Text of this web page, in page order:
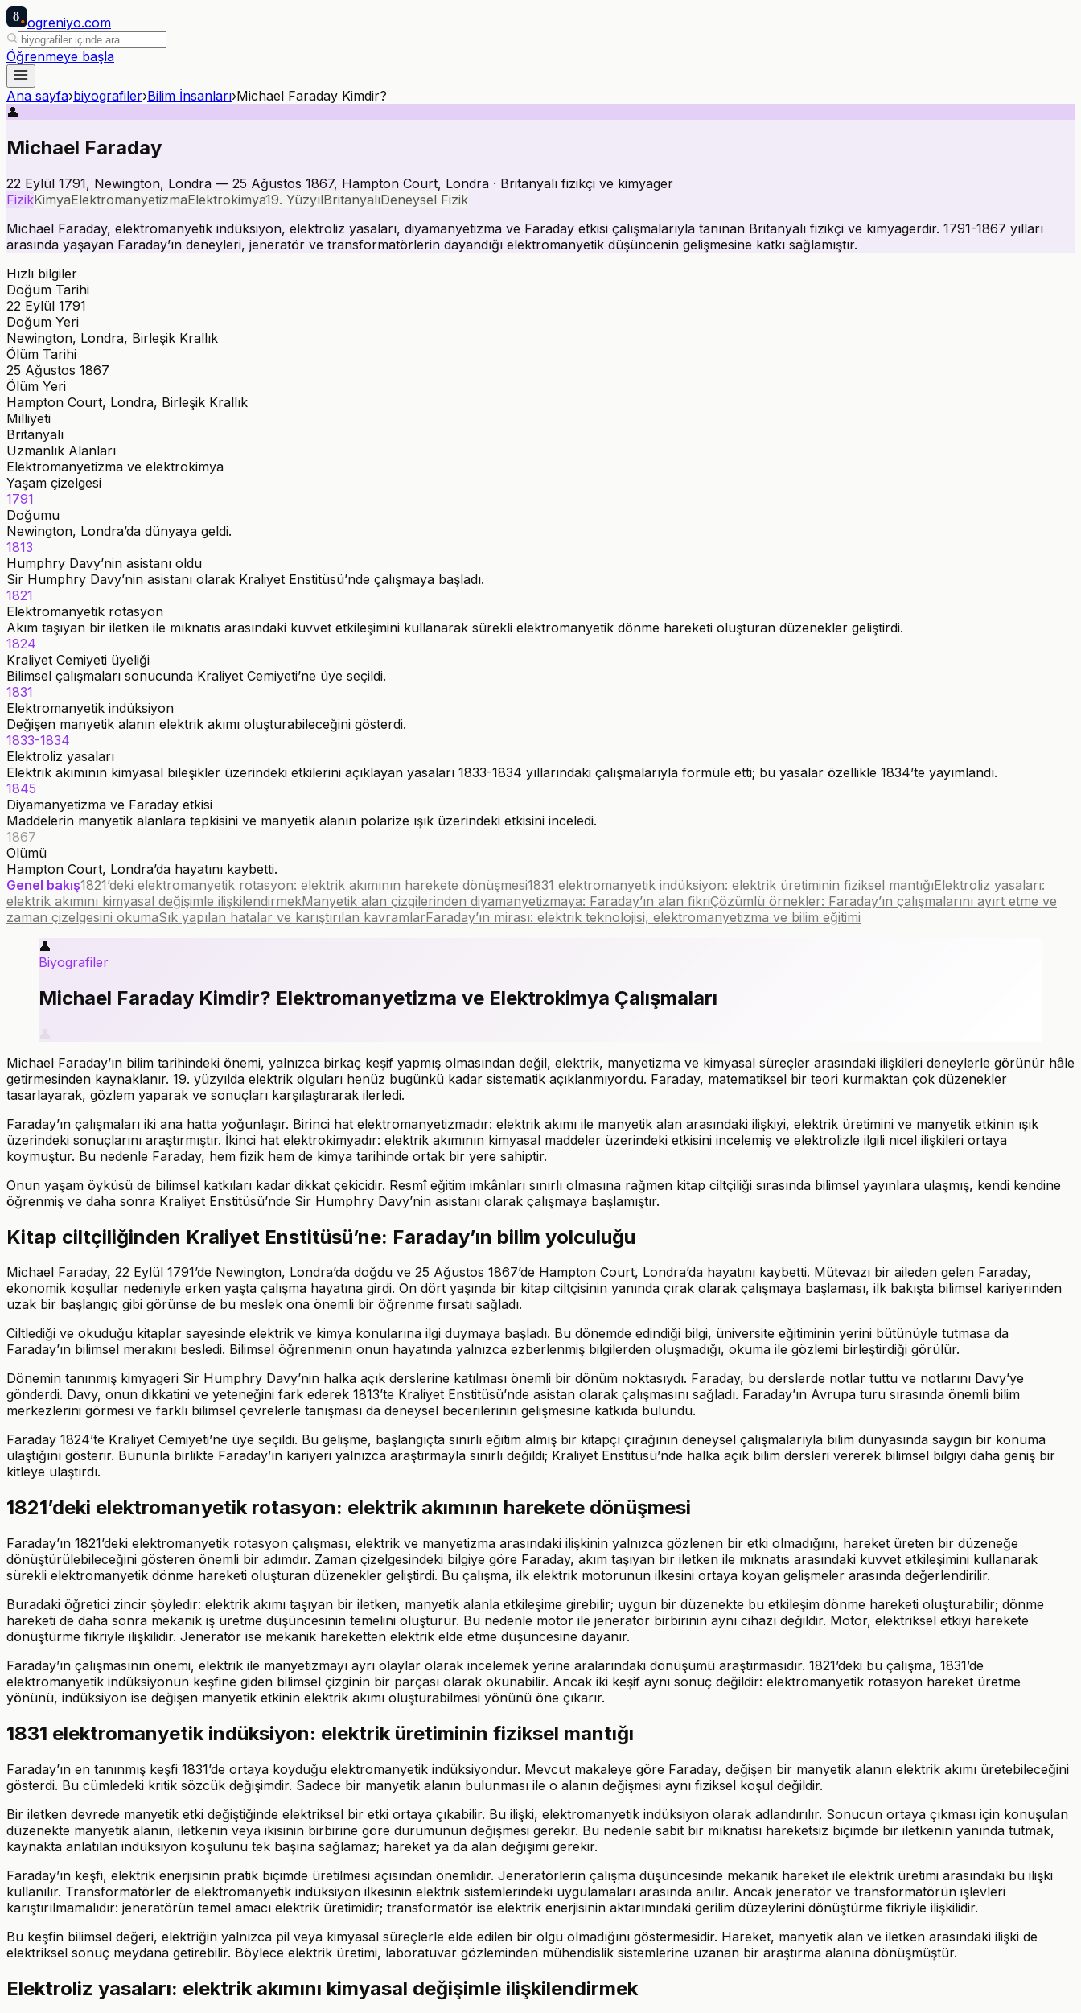
ö ogreniyo.com
Öğrenmeye başla
Ana sayfa›biyografiler›Bilim İnsanları›Michael Faraday Kimdir?
👤
Michael Faraday
22 Eylül 1791, Newington, Londra — 25 Ağustos 1867, Hampton Court, Londra · Britanyalı fizikçi ve kimyager
FizikKimyaElektromanyetizmaElektrokimya19. YüzyılBritanyalıDeneysel Fizik
Michael Faraday, elektromanyetik indüksiyon, elektroliz yasaları, diyamanyetizma ve Faraday etkisi çalışmalarıyla tanınan Britanyalı fizikçi ve kimyagerdir. 1791-1867 yılları
arasında yaşayan Faraday’ın deneyleri, jeneratör ve transformatörlerin dayandığı elektromanyetik düşüncenin gelişmesine katkı sağlamıştır.
Hızlı bilgiler
Doğum Tarihi
22 Eylül 1791
Doğum Yeri
Newington, Londra, Birleşik Krallık
Ölüm Tarihi
25 Ağustos 1867
Ölüm Yeri
Hampton Court, Londra, Birleşik Krallık
Milliyeti
Britanyalı
Uzmanlık Alanları
Elektromanyetizma ve elektrokimya
Yaşam çizelgesi
1791
Doğumu
Newington, Londra’da dünyaya geldi.
1813
Humphry Davy’nin asistanı oldu
Sir Humphry Davy’nin asistanı olarak Kraliyet Enstitüsü’nde çalışmaya başladı.
1821
Elektromanyetik rotasyon
Akım taşıyan bir iletken ile mıknatıs arasındaki kuvvet etkileşimini kullanarak sürekli elektromanyetik dönme hareketi oluşturan düzenekler geliştirdi.
1824
Kraliyet Cemiyeti üyeliği
Bilimsel çalışmaları sonucunda Kraliyet Cemiyeti’ne üye seçildi.
1831
Elektromanyetik indüksiyon
Değişen manyetik alanın elektrik akımı oluşturabileceğini gösterdi.
1833-1834
Elektroliz yasaları
Elektrik akımının kimyasal bileşikler üzerindeki etkilerini açıklayan yasaları 1833-1834 yıllarındaki çalışmalarıyla formüle etti; bu yasalar özellikle 1834’te yayımlandı.
1845
Diyamanyetizma ve Faraday etkisi
Maddelerin manyetik alanlara tepkisini ve manyetik alanın polarize ışık üzerindeki etkisini inceledi.
1867
Ölümü
Hampton Court, Londra’da hayatını kaybetti.
Genel bakış1821’deki elektromanyetik rotasyon: elektrik akımının harekete dönüşmesi1831 elektromanyetik indüksiyon: elektrik üretiminin fiziksel mantığıElektroliz yasaları:
elektrik akımını kimyasal değişimle ilişkilendirmekManyetik alan çizgilerinden diyamanyetizmaya: Faraday’ın alan fikriÇözümlü örnekler: Faraday’ın çalışmalarını ayırt etme ve
zaman çizelgesini okumaSık yapılan hatalar ve karıştırılan kavramlarFaraday’ın mirası: elektrik teknolojisi, elektromanyetizma ve bilim eğitimi
👤
Biyografiler
Michael Faraday Kimdir? Elektromanyetizma ve Elektrokimya Çalışmaları
Michael Faraday’ın bilim tarihindeki önemi, yalnızca birkaç keşif yapmış olmasından değil, elektrik, manyetizma ve kimyasal süreçler arasındaki ilişkileri deneylerle görünür hâle
getirmesinden kaynaklanır. 19. yüzyılda elektrik olguları henüz bugünkü kadar sistematik açıklanmıyordu. Faraday, matematiksel bir teori kurmaktan çok düzenekler
tasarlayarak, gözlem yaparak ve sonuçları karşılaştırarak ilerledi.
Faraday’ın çalışmaları iki ana hatta yoğunlaşır. Birinci hat elektromanyetizmadır: elektrik akımı ile manyetik alan arasındaki ilişkiyi, elektrik üretimini ve manyetik etkinin ışık
üzerindeki sonuçlarını araştırmıştır. İkinci hat elektrokimyadır: elektrik akımının kimyasal maddeler üzerindeki etkisini incelemiş ve elektrolizle ilgili nicel ilişkileri ortaya
koymuştur. Bu nedenle Faraday, hem fizik hem de kimya tarihinde ortak bir yere sahiptir.
Onun yaşam öyküsü de bilimsel katkıları kadar dikkat çekicidir. Resmî eğitim imkânları sınırlı olmasına rağmen kitap ciltçiliği sırasında bilimsel yayınlara ulaşmış, kendi kendine
öğrenmiş ve daha sonra Kraliyet Enstitüsü’nde Sir Humphry Davy’nin asistanı olarak çalışmaya başlamıştır.
Kitap ciltçiliğinden Kraliyet Enstitüsü’ne: Faraday’ın bilim yolculuğu
Michael Faraday, 22 Eylül 1791’de Newington, Londra’da doğdu ve 25 Ağustos 1867’de Hampton Court, Londra’da hayatını kaybetti. Mütevazı bir aileden gelen Faraday,
ekonomik koşullar nedeniyle erken yaşta çalışma hayatına girdi. On dört yaşında bir kitap ciltçisinin yanında çırak olarak çalışmaya başlaması, ilk bakışta bilimsel kariyerinden
uzak bir başlangıç gibi görünse de bu meslek ona önemli bir öğrenme fırsatı sağladı.
Ciltlediği ve okuduğu kitaplar sayesinde elektrik ve kimya konularına ilgi duymaya başladı. Bu dönemde edindiği bilgi, üniversite eğitiminin yerini bütünüyle tutmasa da
Faraday’ın bilimsel merakını besledi. Bilimsel öğrenmenin onun hayatında yalnızca ezberlenmiş bilgilerden oluşmadığı, okuma ile gözlemi birleştirdiği görülür.
Dönemin tanınmış kimyageri Sir Humphry Davy’nin halka açık derslerine katılması önemli bir dönüm noktasıydı. Faraday, bu derslerde notlar tuttu ve notlarını Davy’ye
gönderdi. Davy, onun dikkatini ve yeteneğini fark ederek 1813’te Kraliyet Enstitüsü’nde asistan olarak çalışmasını sağladı. Faraday’ın Avrupa turu sırasında önemli bilim
merkezlerini görmesi ve farklı bilimsel çevrelerle tanışması da deneysel becerilerinin gelişmesine katkıda bulundu.
Faraday 1824’te Kraliyet Cemiyeti’ne üye seçildi. Bu gelişme, başlangıçta sınırlı eğitim almış bir kitapçı çırağının deneysel çalışmalarıyla bilim dünyasında saygın bir konuma
ulaştığını gösterir. Bununla birlikte Faraday’ın kariyeri yalnızca araştırmayla sınırlı değildi; Kraliyet Enstitüsü’nde halka açık bilim dersleri vererek bilimsel bilgiyi daha geniş bir
kitleye ulaştırdı.
1821’deki elektromanyetik rotasyon: elektrik akımının harekete dönüşmesi
Faraday’ın 1821’deki elektromanyetik rotasyon çalışması, elektrik ve manyetizma arasındaki ilişkinin yalnızca gözlenen bir etki olmadığını, hareket üreten bir düzeneğe
dönüştürülebileceğini gösteren önemli bir adımdır. Zaman çizelgesindeki bilgiye göre Faraday, akım taşıyan bir iletken ile mıknatıs arasındaki kuvvet etkileşimini kullanarak
sürekli elektromanyetik dönme hareketi oluşturan düzenekler geliştirdi. Bu çalışma, ilk elektrik motorunun ilkesini ortaya koyan gelişmeler arasında değerlendirilir.
Buradaki öğretici zincir şöyledir: elektrik akımı taşıyan bir iletken, manyetik alanla etkileşime girebilir; uygun bir düzenekte bu etkileşim dönme hareketi oluşturabilir; dönme
hareketi de daha sonra mekanik iş üretme düşüncesinin temelini oluşturur. Bu nedenle motor ile jeneratör birbirinin aynı cihazı değildir. Motor, elektriksel etkiyi harekete
dönüştürme fikriyle ilişkilidir. Jeneratör ise mekanik hareketten elektrik elde etme düşüncesine dayanır.
Faraday’ın çalışmasının önemi, elektrik ile manyetizmayı ayrı olaylar olarak incelemek yerine aralarındaki dönüşümü araştırmasıdır. 1821’deki bu çalışma, 1831’de
elektromanyetik indüksiyonun keşfine giden bilimsel çizginin bir parçası olarak okunabilir. Ancak iki keşif aynı sonuç değildir: elektromanyetik rotasyon hareket üretme
yönünü, indüksiyon ise değişen manyetik etkinin elektrik akımı oluşturabilmesi yönünü öne çıkarır.
1831 elektromanyetik indüksiyon: elektrik üretiminin fiziksel mantığı
Faraday’ın en tanınmış keşfi 1831’de ortaya koyduğu elektromanyetik indüksiyondur. Mevcut makaleye göre Faraday, değişen bir manyetik alanın elektrik akımı üretebileceğini
gösterdi. Bu cümledeki kritik sözcük değişimdir. Sadece bir manyetik alanın bulunması ile o alanın değişmesi aynı fiziksel koşul değildir.
Bir iletken devrede manyetik etki değiştiğinde elektriksel bir etki ortaya çıkabilir. Bu ilişki, elektromanyetik indüksiyon olarak adlandırılır. Sonucun ortaya çıkması için konuşulan
düzenekte manyetik alanın, iletkenin veya ikisinin birbirine göre durumunun değişmesi gerekir. Bu nedenle sabit bir mıknatısı hareketsiz biçimde bir iletkenin yanında tutmak,
kaynakta anlatılan indüksiyon koşulunu tek başına sağlamaz; hareket ya da alan değişimi gerekir.
Faraday’ın keşfi, elektrik enerjisinin pratik biçimde üretilmesi açısından önemlidir. Jeneratörlerin çalışma düşüncesinde mekanik hareket ile elektrik üretimi arasındaki bu ilişki
kullanılır. Transformatörler de elektromanyetik indüksiyon ilkesinin elektrik sistemlerindeki uygulamaları arasında anılır. Ancak jeneratör ve transformatörün işlevleri
karıştırılmamalıdır: jeneratörün temel amacı elektrik üretimidir; transformatör ise elektrik enerjisinin aktarımındaki gerilim düzeylerini dönüştürme fikriyle ilişkilidir.
Bu keşfin bilimsel değeri, elektriğin yalnızca pil veya kimyasal süreçlerle elde edilen bir olgu olmadığını göstermesidir. Hareket, manyetik alan ve iletken arasındaki ilişki de
elektriksel sonuç meydana getirebilir. Böylece elektrik üretimi, laboratuvar gözleminden mühendislik sistemlerine uzanan bir araştırma alanına dönüşmüştür.
Elektroliz yasaları: elektrik akımını kimyasal değişimle ilişkilendirmek